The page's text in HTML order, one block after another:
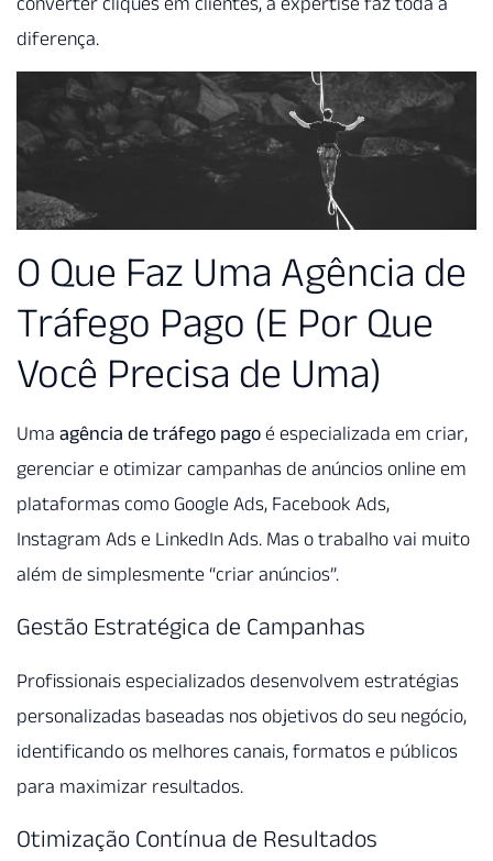
diferença.
O Que Faz Uma Agência de
Tráfego Pago (E Por Que
Você Precisa de Uma)
Uma agência de tráfego pago é especializada em criar,
gerenciar e otimizar campanhas de anúncios online em
plataformas como Google Ads, Facebook Ads,
Instagram Ads e LinkedIn Ads. Mas o trabalho vai muito
além de simplesmente “criar anúncios”.
Gestão Estratégica de Campanhas
Profissionais especializados desenvolvem estratégias
personalizadas baseadas nos objetivos do seu negócio,
identificando os melhores canais, formatos e públicos
para maximizar resultados.
Otimização Contínua de Resultados